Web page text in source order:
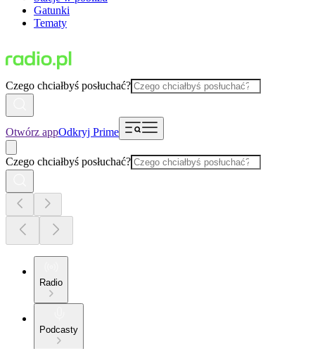
Gatunki
Tematy
Czego chciałbyś posłuchać?
Otwórz appOdkryj Prime
Czego chciałbyś posłuchać?
Radio
Podcasty